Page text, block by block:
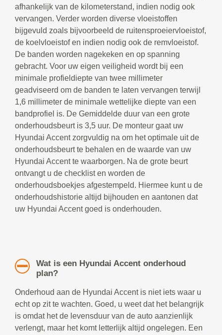
afhankelijk van de kilometerstand, indien nodig ook
vervangen. Verder worden diverse vloeistoffen
bijgevuld zoals bijvoorbeeld de ruitensproeiervloeistof,
de koelvloeistof en indien nodig ook de remvloeistof.
De banden worden nagekeken en op spanning
gebracht. Voor uw eigen veiligheid wordt bij een
minimale profieldiepte van twee millimeter
geadviseerd om de banden te laten vervangen terwijl
1,6 millimeter de minimale wettelijke diepte van een
bandprofiel is. De Gemiddelde duur van een grote
onderhoudsbeurt is 3,5 uur. De monteur gaat uw
Hyundai Accent zorgvuldig na om het optimale uit de
onderhoudsbeurt te behalen en de waarde van uw
Hyundai Accent te waarborgen. Na de grote beurt
ontvangt u de checklist en worden de
onderhoudsboekjes afgestempeld. Hiermee kunt u de
onderhoudshistorie altijd bijhouden en aantonen dat
uw Hyundai Accent goed is onderhouden.
Wat is een Hyundai Accent onderhoud
plan?
Onderhoud aan de Hyundai Accent is niet iets waar u
echt op zit te wachten. Goed, u weet dat het belangrijk
is omdat het de levensduur van de auto aanzienlijk
verlengt, maar het komt letterlijk altijd ongelegen. Een